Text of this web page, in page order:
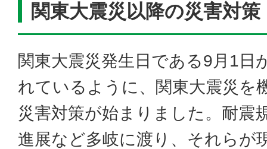
関東大震災以降の災害対策
関東大震災発生日である9月1日
れているように、関東大震災を
災害対策が始まりました。耐震
進展など多岐に渡り、それらが